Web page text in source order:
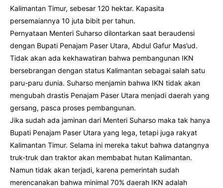
Kalimantan Timur, sebesar 120 hektar. Kapasita
persemaiannya 10 juta bibit per tahun.
Pernyataan Menteri Suharso dilontarkan saat beraudensi
dengan Bupati Penajam Paser Utara, Abdul Gafur Mas’ud.
Tidak akan ada kekhawatiran bahwa pembangunan IKN
bersebrangan dengan status Kalimantan sebagai salah satu
paru-paru dunia. Suharso menjamin bahwa IKN tidak akan
mengubah drastis Penajam Paser Utara menjadi daerah yang
gersang, pasca proses pembangunan.
Jika sudah ada jaminan dari Menteri Suharso maka tak hanya
Bupati Penajam Paser Utara yang lega, tetapi juga rakyat
Kalimantan Timur. Selama ini mereka takut bahwa datangnya
truk-truk dan traktor akan membabat hutan Kalimantan.
Namun tidak akan terjadi, karena pemerintah sudah
merencanakan bahwa minimal 70% daerah IKN adalah